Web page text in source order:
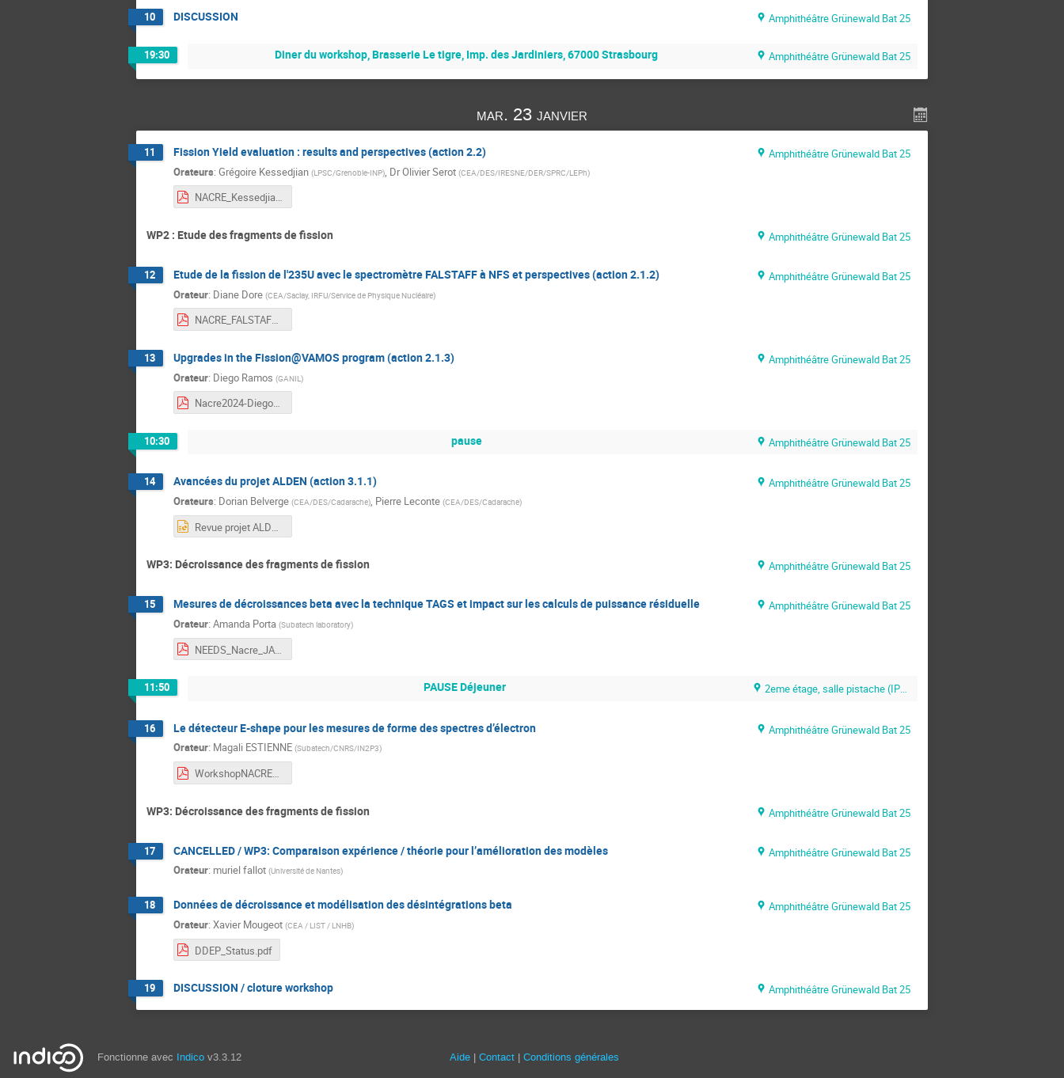
10 DISCUSSION Amphithéâtre Grünewald Bat 25
19:30 Diner du workshop, Brasserie Le tigre, Imp. des Jardiniers, 67000 Strasbourg Amphithéâtre Grünewald Bat 25
mar. 23 janvier
11 Fission Yield evaluation : results and perspectives (action 2.2)
Amphithéâtre Grünewald Bat 25
Orateurs: Grégoire Kessedjian (LPSC/Grenoble-INP), DrOlivier Serot (CEA/DES/IRESNE/DER/SPRC/LEPh)
NACRE_Kessedjian_janv-2024-s.pdf
WP2 : Etude des fragments de fission Amphithéâtre Grünewald Bat 25
12 Etude de la fission de l'235U avec le spectromètre FALSTAFF à NFS et perspectives (action 2.1.2)
Amphithéâtre Grünewald Bat 25
Orateur: Diane Dore (CEA/Saclay, IRFU/Service de Physique Nucléaire)
NACRE_FALSTAFF_2024.pdf
13 Upgrades in the Fission@VAMOS program (action 2.1.3)
Amphithéâtre Grünewald Bat 25
Orateur: Diego Ramos (GANIL )
Nacre2024-DiegoRamos2.pdf
10:30 pause Amphithéâtre Grünewald Bat 25
14 Avancées du projet ALDEN (action 3.1.1)
Amphithéâtre Grünewald Bat 25
Orateurs: Dorian Belverge (CEA/DES/Cadarache), Pierre Leconte (CEA/DES/Cadarache)
WP3: Décroissance des fragments de fission Amphithéâtre Grünewald Bat 25
15 Mesures de décroissances beta avec la technique TAGS et impact sur les calculs de puissance résiduelle
Amphithéâtre Grünewald Bat 25
Orateur: Amanda Porta (Subatech laboratory)
NEEDS_Nacre_JAnv2024_TAGS_simu.pdf
11:50 PAUSE Déjeuner 2eme étage, salle pistache (IPHC Bat 27)
16 Le détecteur E-shape pour les mesures de forme des spectres d’électron
Amphithéâtre Grünewald Bat 25
Orateur: Magali ESTIENNE (Subatech/CNRS/IN2P3)
WorkshopNACRE_Strasbourg2024_MEstienne_ok.pdf
WP3: Décroissance des fragments de fission Amphithéâtre Grünewald Bat 25
17 CANCELLED / WP3: Comparaison expérience / théorie pour l’amélioration des modèles
Amphithéâtre Grünewald Bat 25
Orateur: muriel fallot (Université de Nantes)
18 Données de décroissance et modélisation des désintégrations beta
Amphithéâtre Grünewald Bat 25
Orateur: Xavier Mougeot (CEA / LIST / LNHB)
DDEP_Status.pdf
19 DISCUSSION / cloture workshop Amphithéâtre Grünewald Bat 25
Fonctionne avec Indico v3.3.12 Aide Contact Conditions générales